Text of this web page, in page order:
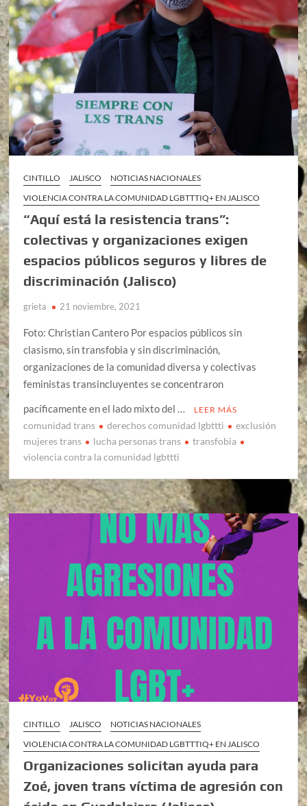
CINTILLO JALISCO
NOTICIAS NACIONALES
VIOLENCIA CONTRA LA COMUNIDAD LGBTTTIQ+ EN JALISCO
“Aquí está la resistencia trans”:
colectivas y organizaciones exigen
espacios públicos seguros y libres de
discriminación (Jalisco)
grieta 21 noviembre, 2021
Foto: Christian Cantero Por espacios públicos sin
clasismo, sin transfobia y sin discriminación,
organizaciones de la comunidad diversa y colectivas
feministas transincluyentes se concentraron
pacíficamente en el lado mixto del …
LEER MÁS
comunidad trans derechos comunidad lgbttti
exclusión
mujeres trans
lucha personas trans
transfobia
violencia contra la comunidad lgbttti
CINTILLO JALISCO
NOTICIAS NACIONALES
VIOLENCIA CONTRA LA COMUNIDAD LGBTTTIQ+ EN JALISCO
Organizaciones solicitan ayuda para
Zoé, joven trans víctima de agresión con